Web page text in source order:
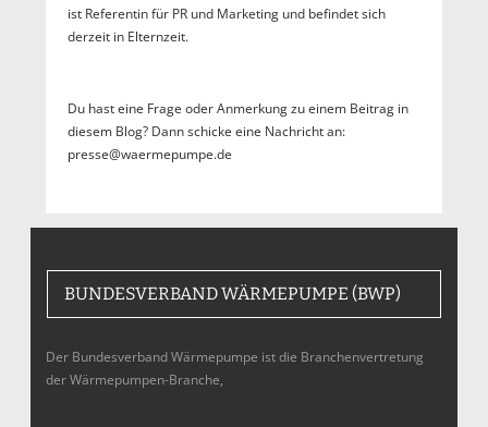
ist Referentin für PR und Marketing und befindet sich
derzeit in Elternzeit.
Du hast eine Frage oder Anmerkung zu einem Beitrag in
diesem Blog? Dann schicke eine Nachricht an:
presse@waermepumpe.de
BUNDESVERBAND WÄRMEPUMPE (BWP)
Der Bundesverband Wärmepumpe ist die Branchenvertretung
der Wärmepumpen-Branche,